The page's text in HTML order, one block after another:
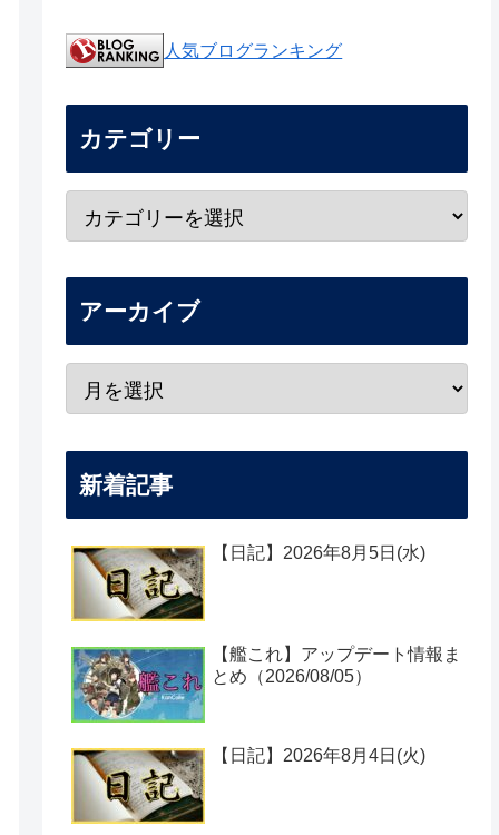
人気ブログランキング
カテゴリー
アーカイブ
新着記事
【日記】2026年8月5日(水)
【艦これ】アップデート情報ま
とめ（2026/08/05）
【日記】2026年8月4日(火)